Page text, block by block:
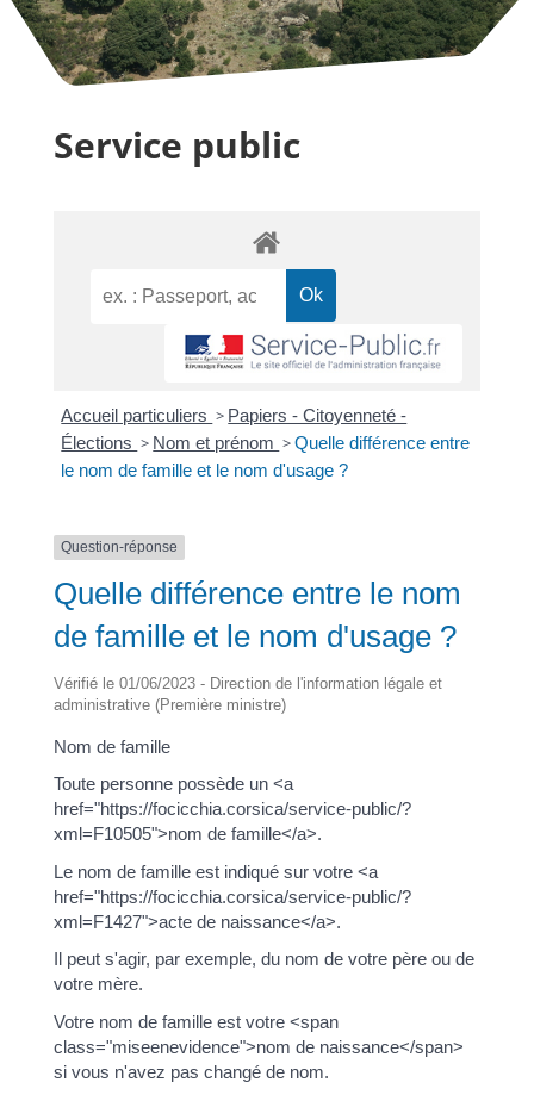
Service public
Accueil particuliers > Papiers - Citoyenneté -
Élections > Nom et prénom >Quelle différence entre
le nom de famille et le nom d'usage ?
Question-réponse
Quelle différence entre le nom
de famille et le nom d'usage ?
Vérifié le 01/06/2023 - Direction de l'information légale et
administrative (Première ministre)
Nom de famille
Toute personne possède un <a
href="https://focicchia.corsica/service-public/?
xml=F10505">nom de famille</a>.
Le nom de famille est indiqué sur votre <a
href="https://focicchia.corsica/service-public/?
xml=F1427">acte de naissance</a>.
Il peut s'agir, par exemple, du nom de votre père ou de
votre mère.
Votre nom de famille est votre <span
class="miseenevidence">nom de naissance</span>
si vous n'avez pas changé de nom.